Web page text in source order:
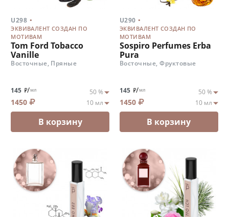
U298 .
ЭКВИВАЛЕНТ СОЗДАН ПО
МОТИВАМ
Tom Ford Tobacco
Vanille
Восточные, Пряные
145 /мл
1450
В корзину
U290 .
ЭКВИВАЛЕНТ СОЗДАН ПО
МОТИВАМ
Sospiro Perfumes Erba
Pura
Восточные, Фруктовые
145 /мл
1450
В корзину